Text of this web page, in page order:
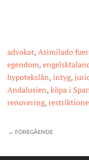
advokat,Asimilado
egendom,
hypotekslån,intyg,
Andalusien,köpa i
renovering,
← FÖREGÅENDE